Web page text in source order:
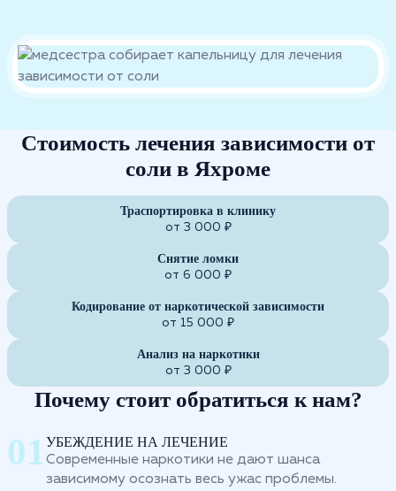
Стоимость лечения зависимости от
соли в Яхроме
Траспортировка в клинику
от 3 000 ₽
Снятие ломки
от 6 000 ₽
Кодирование от наркотической зависимости
от 15 000 ₽
Анализ на наркотики
от 3 000 ₽
Почему стоит обратиться к нам?
УБЕЖДЕНИЕ НА ЛЕЧЕНИЕ
Современные наркотики не дают шанса
зависимому осознать весь ужас проблемы.